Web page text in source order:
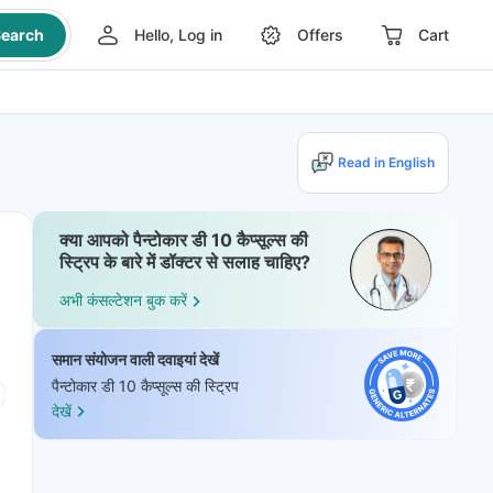
Hello, Log in Offers Cart
Read in English
क्या आपको पैन्टोकार डी 10 कैप्सूल्स की
स्ट्रिप के बारे में डॉक्टर से सलाह चाहिए?
अभी कंसल्टेशन बुक करें
समान संयोजन वाली दवाइयां देखें
पैन्टोकार डी 10 कैप्सूल्स की स्ट्रिप
देखें